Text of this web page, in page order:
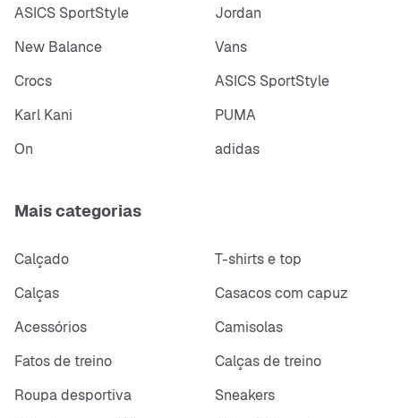
ASICS SportStyle
Jordan
New Balance
Vans
Crocs
ASICS SportStyle
Karl Kani
PUMA
On
adidas
Mais categorias
Calçado
T-shirts e top
Calças
Casacos com capuz
Acessórios
Camisolas
Fatos de treino
Calças de treino
Roupa desportiva
Sneakers